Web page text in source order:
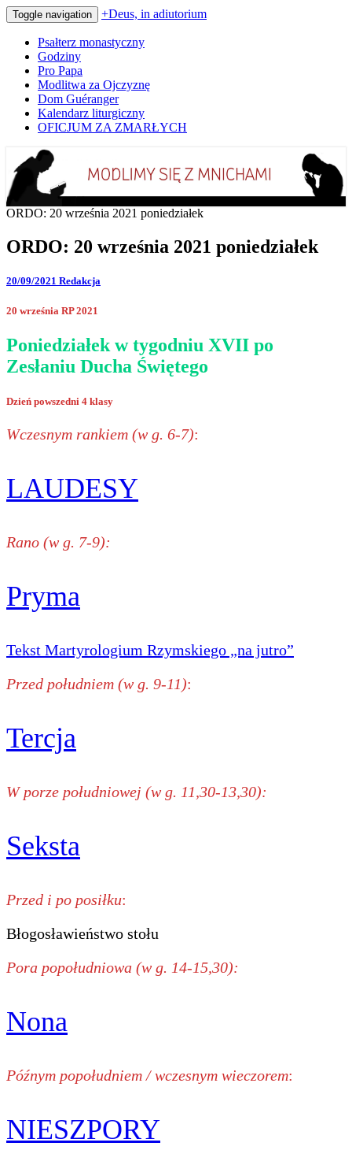
Toggle navigation +Deus, in adiutorium
Psałterz monastyczny
Godziny
Pro Papa
Modlitwa za Ojczyznę
Dom Guéranger
Kalendarz liturgiczny
OFICJUM ZA ZMARŁYCH
+Deus, in adiutorium
Codziennie modlimy się z mnichami
ORDO: 20 września 2021 poniedziałek
ORDO: 20 września 2021 poniedziałek
20/09/2021 Redakcja
20 września RP 2021
Poniedziałek w tygodniu XVII po
Zesłaniu Ducha Świętego
Dzień powszedni 4 klasy
Wczesnym rankiem (w g. 6-7):
LAUDESY
Rano (w g. 7-9):
Pryma
Tekst Martyrologium Rzymskiego „na jutro”
Przed południem (w g. 9-11):
Tercja
W porze południowej (w g. 11,30-13,30):
Seksta
Przed i po posiłku:
Błogosławieństwo stołu
Pora popołudniowa (w g. 14-15,30):
Nona
Późnym popołudniem / wczesnym wieczorem:
NIESZPORY